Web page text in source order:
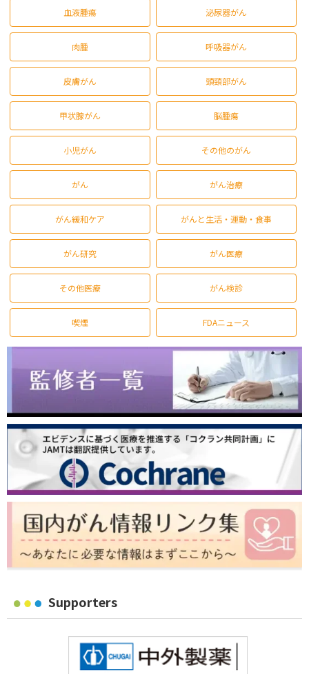
血液腫瘍 泌尿器がん
肉腫 呼吸器がん
皮膚がん 頭頸部がん
甲状腺がん 脳腫瘍
小児がん その他のがん
がん がん治療
がん緩和ケア がんと生活・運動・食事
がん研究 がん医療
その他医療 がん検診
喫煙 FDAニュース
Supporters